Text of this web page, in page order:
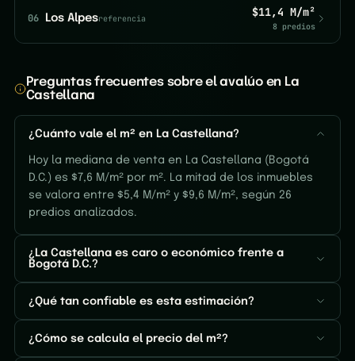
06 Los Alpesreferencia $11,4 M/m²
8 predios
Preguntas frecuentes sobre el avalúo en La
Castellana
¿Cuánto vale el m² en La Castellana?
Hoy la mediana de venta en La Castellana (Bogotá
D.C.) es $7,6 M/m² por m². La mitad de los inmuebles
se valora entre $5,4 M/m² y $9,6 M/m², según 26
predios analizados.
¿La Castellana es caro o económico frente a
Bogotá D.C.?
¿Qué tan confiable es esta estimación?
¿Cómo se calcula el precio del m²?